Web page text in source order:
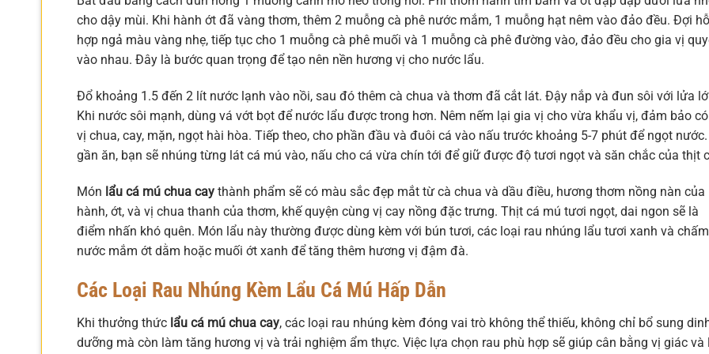
cho dậy mùi. Khi hành ớt đã vàng thơm, thêm 2 muỗng cà phê nước mắm, 1 muỗng hạt nêm vào đảo đều. Đợi
hợp ngả màu vàng nhẹ, tiếp tục cho 1 muỗng cà phê muối và 1 muỗng cà phê đường vào, đảo đều cho gia vị
vào nhau. Đây là bước quan trọng để tạo nên nền hương vị cho nước lẩu.
Đổ khoảng 1.5 đến 2 lít nước lạnh vào nồi, sau đó thêm cà chua và thơm đã cắt lát. Đậy nắp và đun sôi với lửa
Khi nước sôi mạnh, dùng vá vớt bọt để nước lẩu được trong hơn. Nêm nếm lại gia vị cho vừa khẩu vị, đảm bảo
vị chua, cay, mặn, ngọt hài hòa. Tiếp theo, cho phần đầu và đuôi cá vào nấu trước khoảng 5-7 phút để ngọt
gần ăn, bạn sẽ nhúng từng lát cá mú vào, nấu cho cá vừa chín tới để giữ được độ tươi ngọt và săn chắc của thịt
Món lẩu cá mú chua cay thành phẩm sẽ có màu sắc đẹp mắt từ cà chua và dầu điều, hương thơm nồng nàn của
hành, ớt, và vị chua thanh của thơm, khế quyện cùng vị cay nồng đặc trưng. Thịt cá mú tươi ngọt, dai ngon sẽ là
điểm nhấn khó quên. Món lẩu này thường được dùng kèm với bún tươi, các loại rau nhúng lẩu tươi xanh và
nước mắm ớt dằm hoặc muối ớt xanh để tăng thêm hương vị đậm đà.
Các Loại Rau Nhúng Kèm Lẩu Cá Mú Hấp Dẫn
Khi thưởng thức lẩu cá mú chua cay, các loại rau nhúng kèm đóng vai trò không thể thiếu, không chỉ bổ sung
dưỡng mà còn làm tăng hương vị và trải nghiệm ẩm thực. Việc lựa chọn rau phù hợp sẽ giúp cân bằng vị giác và